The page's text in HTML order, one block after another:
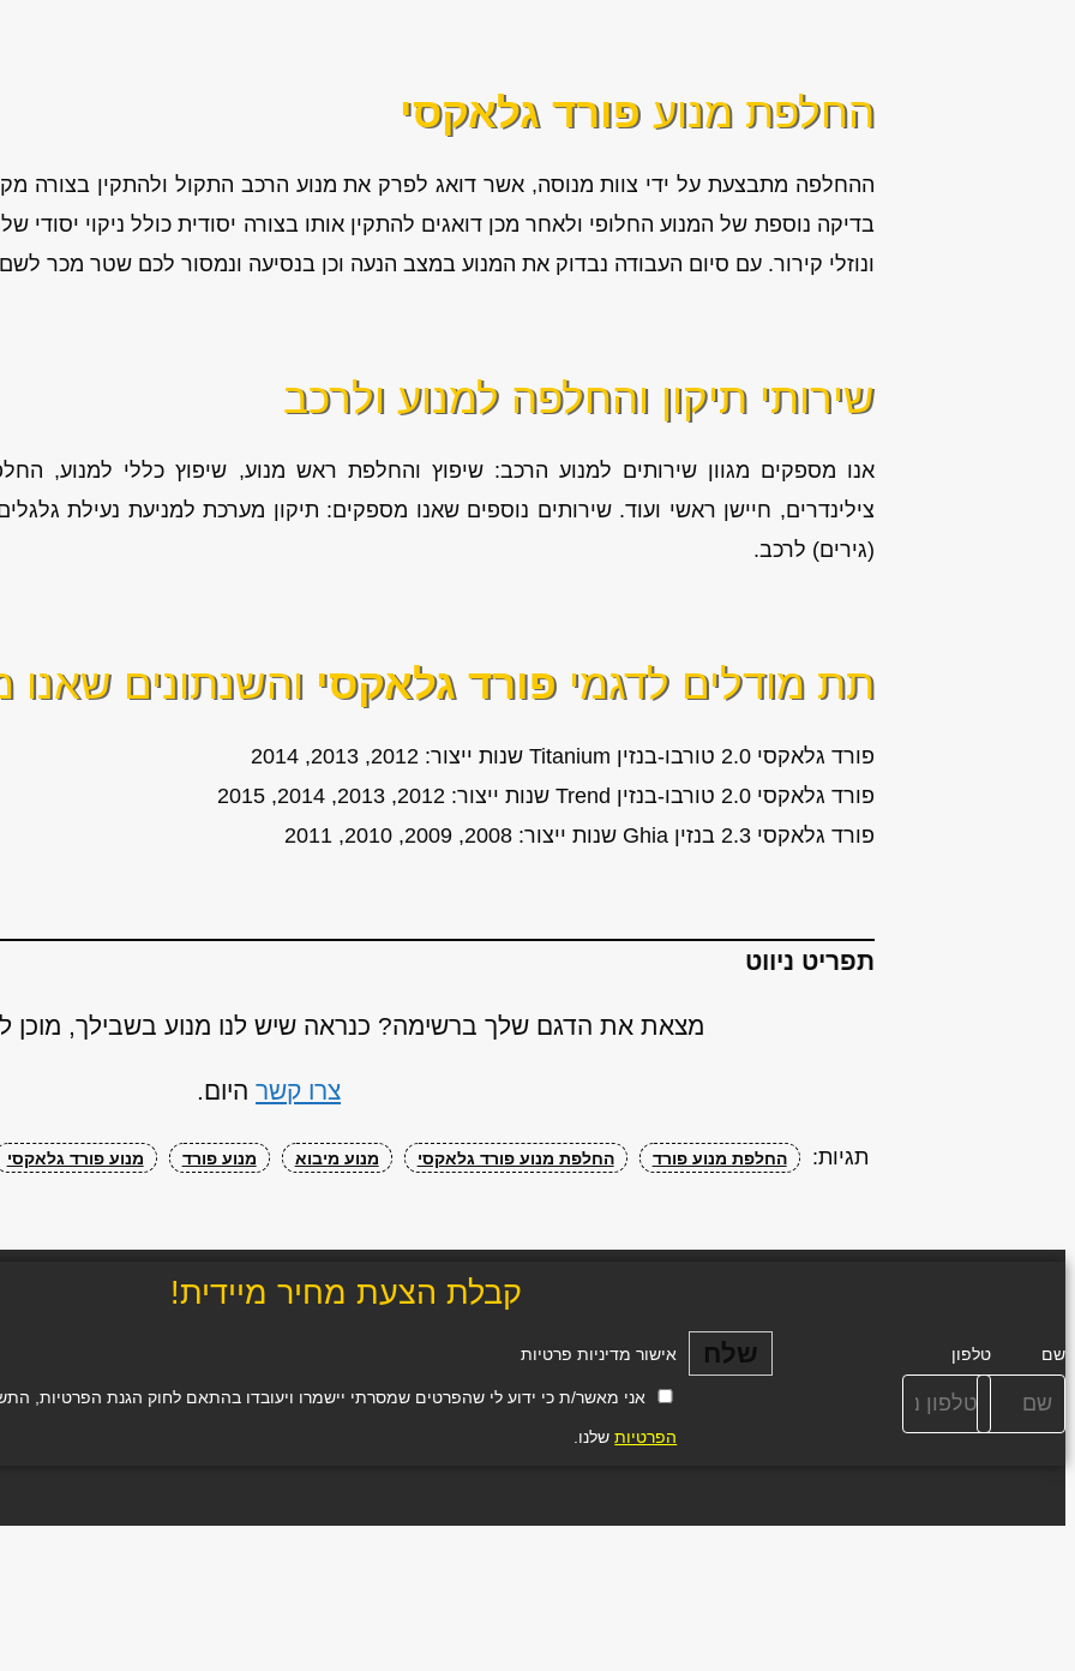
החלפת מנועפורד גלאקסי
ההחלפה מתבצעת על ידי צוות מנוסה, אשר דואג לפרק את מנוע הרכב התקול ולהתקין בצורה
בדיקה נוספת של המנוע החלופי ולאחר מכן דואגים להתקין אותו בצורה יסודית כולל ניקוי
ונוזלי קירור. עם סיום העבודה נבדוק את המנוע במצב הנעה וכן בנסיעה ונמסור לכם שטר מכר
שירותי תיקון והחלפה למנוע ולרכב
אנו מספקים מגוון שירותים למנוע הרכב: שיפוץ והחלפת ראש מנוע, שיפוץ כללי למנוע,
(גירים) לרכב.
תת מודלים לדגמיפורד גלאקסי והשנתונים שאנו
פורד גלאקסי 2.0 טורבו-בנזין Titanium שנות ייצור: 2012, 2013, 2014
פורד גלאקסי 2.0 טורבו-בנזין Trend שנות ייצור: 2012, 2013, 2014, 2015
פורד גלאקסי 2.3 בנזין Ghia שנות ייצור: 2008, 2009, 2010, 2011
תפריט ניווט
מצאת את הדגם שלך ברשימה? כנראה שיש לנו מנוע בשבילך, מוכן
צרו קשר היום.
תגיות: החלפת מנוע פורד החלפת מנוע פורד גלאקסי מנוע מיבוא מנוע פורד מנוע פורד גלאקסי
קבלת הצעת מחיר מיידית!
שם טלפון אישור מדיניות פרטיות
אני מאשר/ת כי ידוע לי שהפרטים שמסרתי יישמרו ויעובדו בהתאם לחוק הגנת הפרטיות, התשמ"א–1981 (כולל תיקון 13),
הפרטיותשלנו.
שלח